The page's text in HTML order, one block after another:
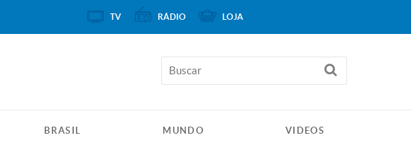
BRASIL MUNDO VIDEOS
TV RÁDIO LOJA